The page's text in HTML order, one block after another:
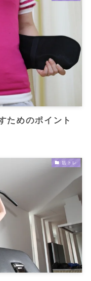
ためのポイント
筋トレ